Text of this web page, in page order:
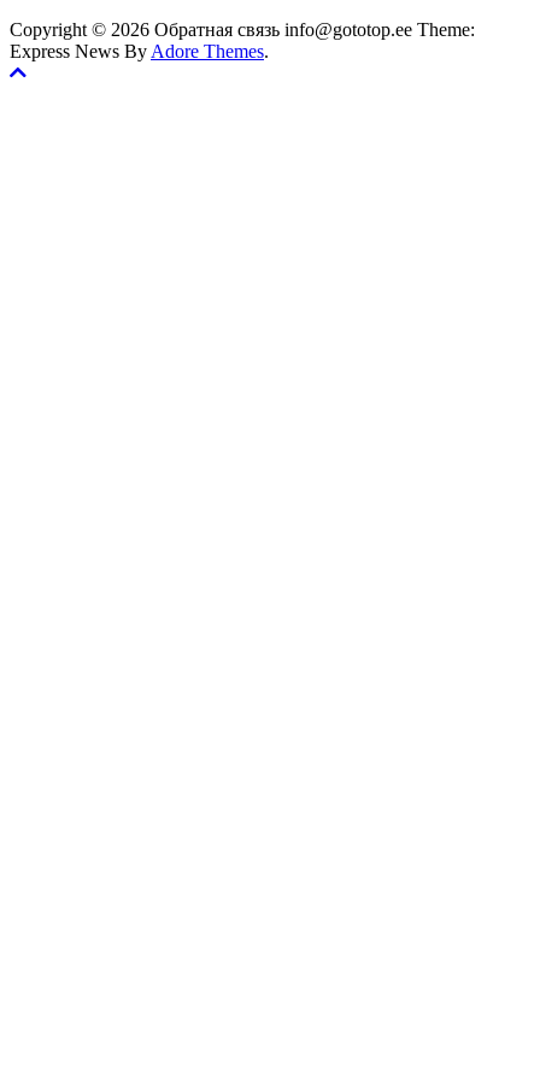
Copyright © 2026 Обратная связь info@gototop.ee Theme:
Express News By Adore Themes.